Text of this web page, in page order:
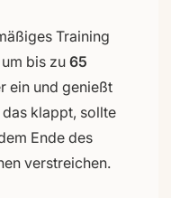
Training
bis zu 65
ein und genießt
das klappt, sollte
Ende des
verstreichen.